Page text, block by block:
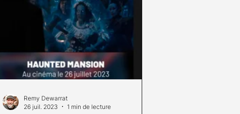
Culture Régional Merchandising
Remy Dewarrat
26 juil. 2023
1 min de lecture